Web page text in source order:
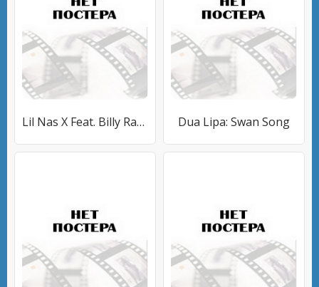
Lil Nas X Feat. Billy Ray Cyrus: Old Town Road Dua Lipa: Swan Song